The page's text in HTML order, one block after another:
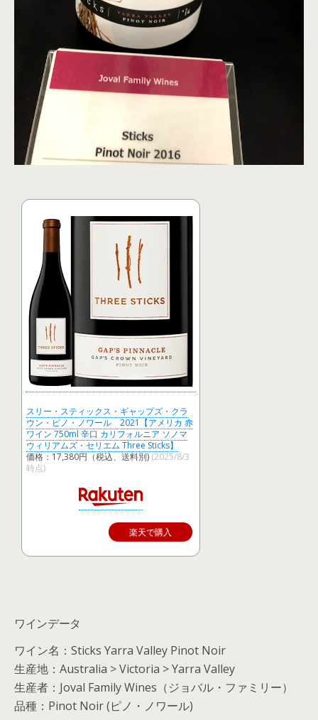
スリー・スティックス・ギャップズ・クラ
ウン・ピノ・ノワール 2021【アメリカ 赤
ワイン 750ml 辛口 カリフォルニア ソノマ
ウィリアムズ・セリエム Three Sticks】
価格：17,380円（税込、送料別) (2025/8/3
時点)
楽天で購入
ワインデータ
ワイン名：Sticks Yarra Valley Pinot Noir
生産地：Australia > Victoria > Yarra Valley
生産者：Joval Family Wines（ジョバル・ファミリー）
品種：Pinot Noir (ピノ・ノワール)